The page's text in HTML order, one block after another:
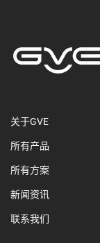
关于GVE
所有产品
所有方案
新闻资讯
联系我们